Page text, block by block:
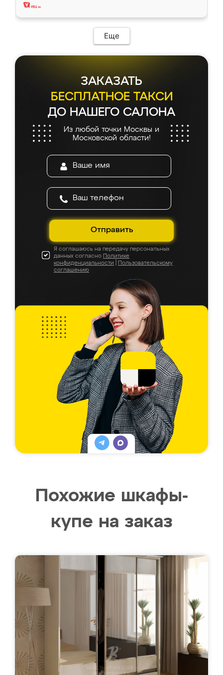
Еще
ЗАКАЗАТЬ
БЕСПЛАТНОЕ ТАКСИ
ДО НАШЕГО САЛОНА
Из любой точки Москвы и
Московской области!
Отправить
Я соглашаюсь на передачу персональных
данных согласно Политике
конфиденциальности
Пользовательскому
соглашению
Похожие шкафы-
купе на заказ